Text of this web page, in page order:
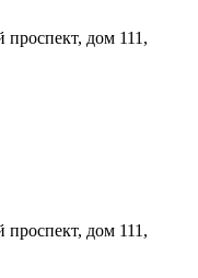
проспект, дом 111,
проспект, дом 111,